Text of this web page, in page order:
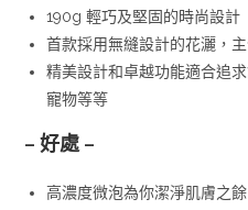
190g 輕巧及堅固的時尚設計
首款採用無縫設計的花灑，
精美設計和卓越功能適合追
寵物等等
– 好處 –
高濃度微泡為你潔淨肌膚之